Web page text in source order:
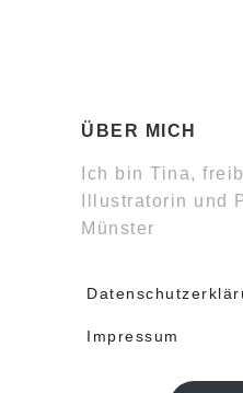
ÜBER MICH
Ich bin Tina,
Illustratorin und
Münster
Impressum